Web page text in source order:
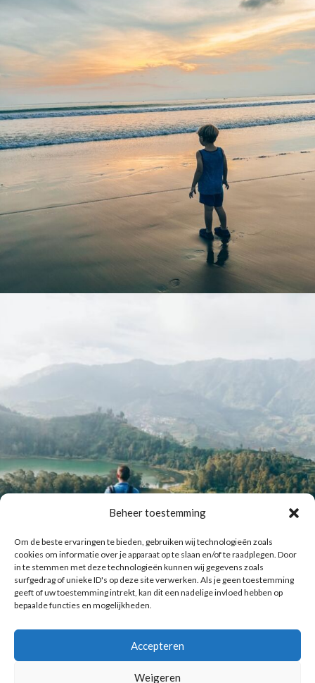
Beheer toestemming
Om de beste ervaringen te bieden, gebruiken wij technologieën zoals
cookies om informatie over je apparaat op te slaan en/of te raadplegen. Door
in te stemmen met deze technologieën kunnen wij gegevens zoals
surfgedrag of unieke ID's op deze site verwerken. Als je geen toestemming
geeft of uw toestemming intrekt, kan dit een nadelige invloed hebben op
bepaalde functies en mogelijkheden.
Accepteren
Weigeren
Laat meer posts zien Volg me op Instagram